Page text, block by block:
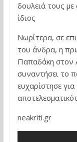
δουλειά τους με
ίδιος
Νωρίτερα, σε
του άνδρα, η
Παπαδάκη στον
συναντήσει το
ευχαρίστησε
neakriti.gr